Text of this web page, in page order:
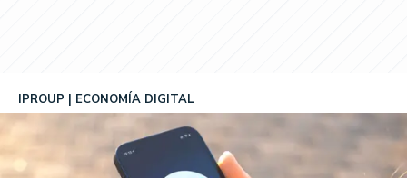
IPROUP ECONOMÍA DIGITAL